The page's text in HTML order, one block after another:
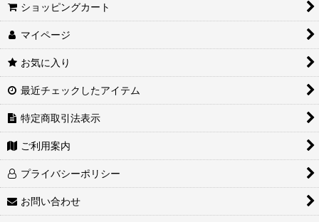
ショッピングカート
マイページ
お気に入り
最近チェックしたアイテム
特定商取引法表示
ご利用案内
プライバシーポリシー
お問い合わせ